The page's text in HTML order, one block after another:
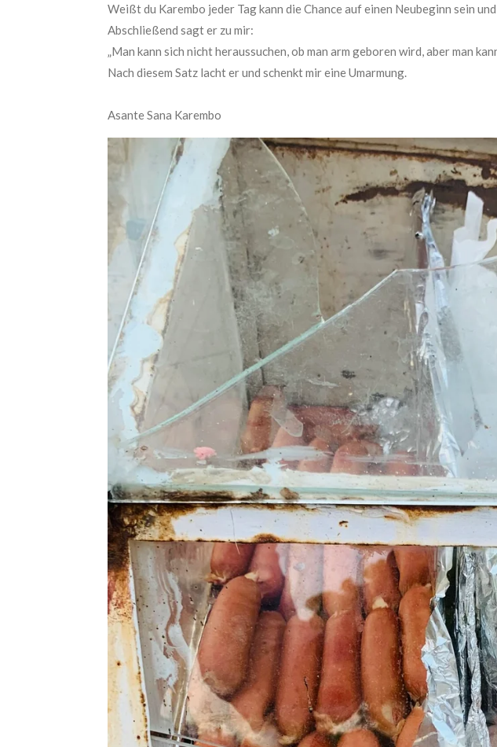
Weißt du Karembo jeder Tag kann die Chance auf einen Neubeginn sein
Abschließend sagt er zu mir:
„Man kann sich nicht heraussuchen, ob man arm geboren wird, aber man
Nach diesem Satz lacht er und schenkt mir eine Umarmung.
AsanteSana Karembo